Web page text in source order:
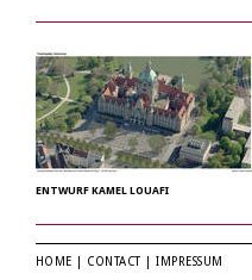
ENTWURF KAMEL LOUAFI
HOME CONTACT |IMPRESSUM